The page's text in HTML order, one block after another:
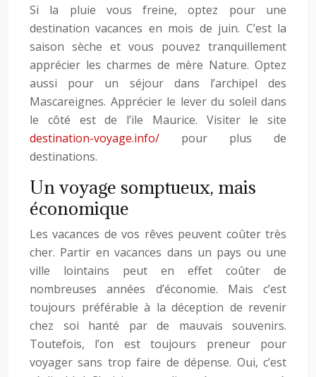
Si la pluie vous freine, optez pour une
destination vacances en mois de juin. C’est la
saison sèche et vous pouvez tranquillement
apprécier les charmes de mère Nature. Optez
aussi pour un séjour dans l’archipel des
Mascareignes. Apprécier le lever du soleil dans
le côté est de l’ile Maurice. Visiter le site
destination-voyage.info/ pour plus de
destinations.
Un voyage somptueux, mais
économique
Les vacances de vos rêves peuvent coûter très
cher. Partir en vacances dans un pays ou une
ville lointains peut en effet coûter de
nombreuses années d’économie. Mais c’est
toujours préférable à la déception de revenir
chez soi hanté par de mauvais souvenirs.
Toutefois, l’on est toujours preneur pour
voyager sans trop faire de dépense. Oui, c’est